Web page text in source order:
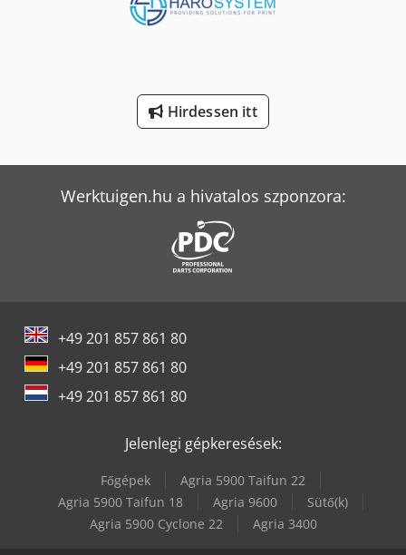
Sennebogen 818 E
Weinbrenner Tsv 6/3050
Hirdessen itt
Werktuigen.hu a hivatalos szponzora:
+49 201 857 861 80
+49 201 857 861 80
+49 201 857 861 80
Jelenlegi gépkeresések:
Főgépek
Agria 5900 Taifun 22
Agria 5900 Taifun 18
Agria 9600
Sütő(k)
Agria 5900 Cyclone 22
Agria 3400